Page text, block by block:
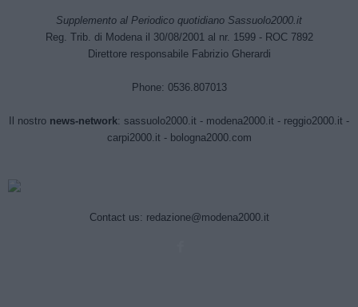
Supplemento al Periodico quotidiano Sassuolo2000.it
Reg. Trib. di Modena il 30/08/2001 al nr. 1599 - ROC 7892
Direttore responsabile Fabrizio Gherardi
Phone: 0536.807013
Il nostro news-network: sassuolo2000.it - modena2000.it - reggio2000.it -
carpi2000.it - bologna2000.com
Contact us: redazione@modena2000.it